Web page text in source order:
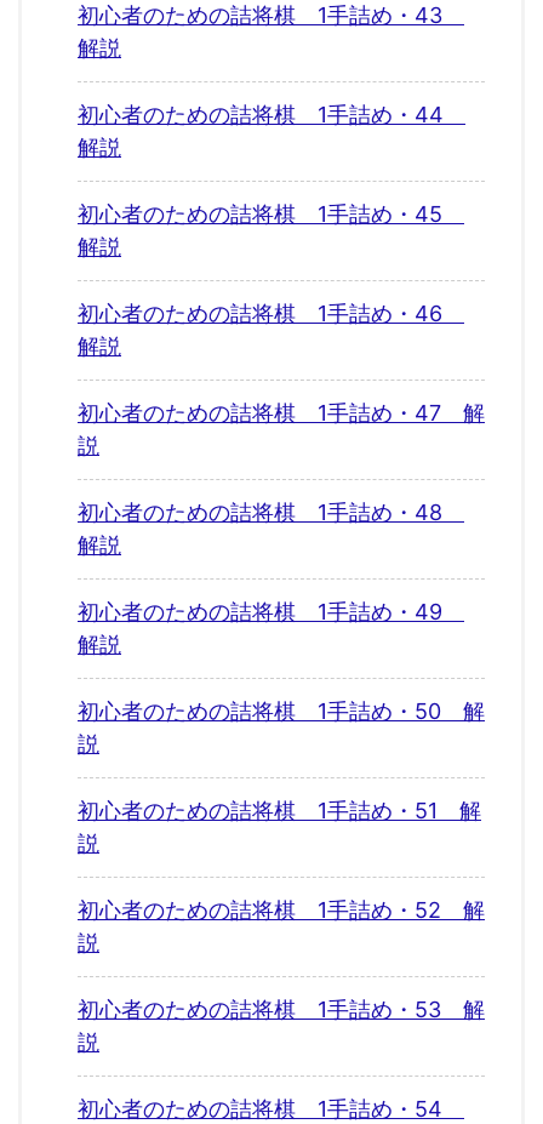
初心者のための詰将棋 1手詰め・43
解説
初心者のための詰将棋 1手詰め・44
解説
初心者のための詰将棋 1手詰め・45
解説
初心者のための詰将棋 1手詰め・46
解説
初心者のための詰将棋 1手詰め・47 解
説
初心者のための詰将棋 1手詰め・48
解説
初心者のための詰将棋 1手詰め・49
解説
初心者のための詰将棋 1手詰め・50 解
説
初心者のための詰将棋 1手詰め・51 解
説
初心者のための詰将棋 1手詰め・52 解
説
初心者のための詰将棋 1手詰め・53 解
説
初心者のための詰将棋 1手詰め・54